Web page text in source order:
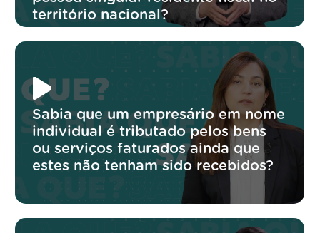
território nacional?
Sabia que um empresário em nome
individual é tributado pelos bens
ou serviços faturados ainda que
estes não tenham sido recebidos?